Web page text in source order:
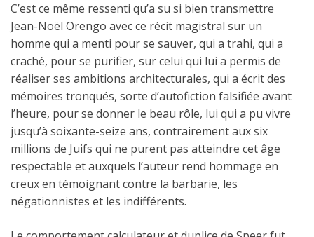
C’est ce même ressenti qu’a su si bien transmettre
Jean-Noël Orengo avec ce récit magistral sur un
homme qui a menti pour se sauver, qui a trahi, qui a
craché, pour se purifier, sur celui qui lui a permis de
réaliser ses ambitions architecturales, qui a écrit des
mémoires tronqués, sorte d’autofiction falsifiée avant
l’heure, pour se donner le beau rôle, lui qui a pu vivre
jusqu’à soixante-seize ans, contrairement aux six
millions de Juifs qui ne purent pas atteindre cet âge
respectable et auxquels l’auteur rend hommage en
creux en témoignant contre la barbarie, les
négationnistes et les indifférents.